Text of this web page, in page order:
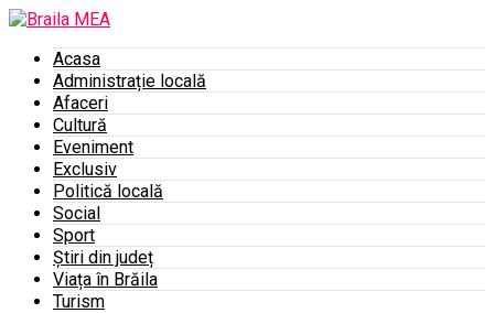
Acasa
Administrație locală
Afaceri
Cultură
Eveniment
Exclusiv
Politică locală
Social
Sport
Știri din județ
Viața în Brăila
Turism